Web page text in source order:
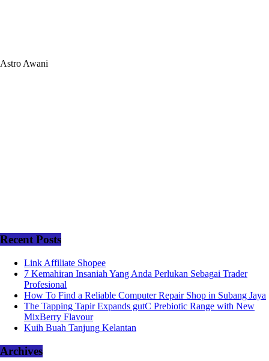
Astro Awani
Recent Posts
Link Affiliate Shopee
7 Kemahiran Insaniah Yang Anda Perlukan Sebagai Trader
Profesional
How To Find a Reliable Computer Repair Shop in Subang Jaya
The Tapping Tapir Expands gutC Prebiotic Range with New
MixBerry Flavour
Kuih Buah Tanjung Kelantan
Archives